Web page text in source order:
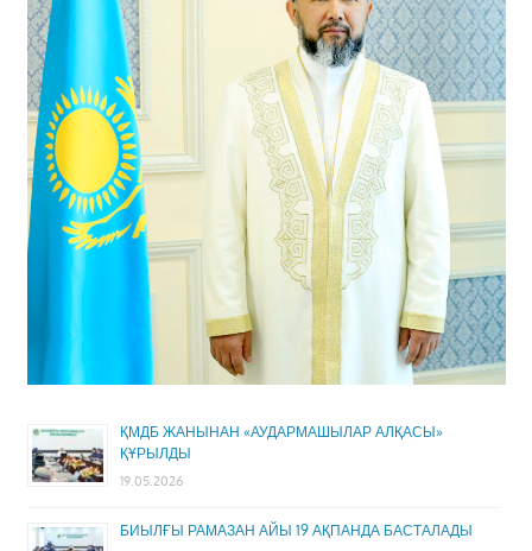
ҚМДБ ЖАНЫНАН «АУДАРМАШЫЛАР АЛҚАСЫ»
ҚҰРЫЛДЫ
19.05.2026
БИЫЛҒЫ РАМАЗАН АЙЫ 19 АҚПАНДА БАСТАЛАДЫ